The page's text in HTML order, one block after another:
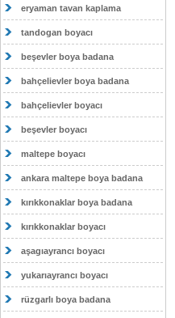
eryaman tavan kaplama
tandogan boyacı
beşevler boya badana
bahçelievler boya badana
bahçelievler boyacı
beşevler boyacı
maltepe boyacı
ankara maltepe boya badana
kırıkkonaklar boya badana
kırıkkonaklar boyacı
aşagıayrancı boyacı
yukarıayrancı boyacı
rüzgarlı boya badana